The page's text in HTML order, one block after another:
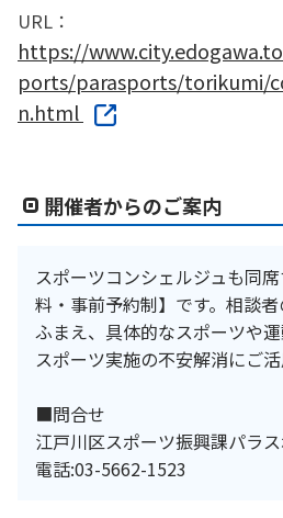
URL：
https://
ports/parasports/torikumi/
n.html
開催者からのご案内
スポーツコンシェルジュも同
料・事前予約制】です。相談
ふまえ、具体的なスポーツや運
スポーツ実施の不安解消にご活
■問合せ
江戸川区スポーツ振興課パラ
電話:03-5662-1523